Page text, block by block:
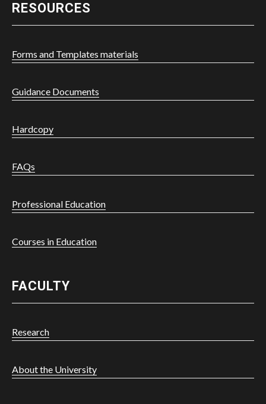
RESOURCES
Forms and Templates materials
Guidance Documents
Hardcopy
FAQs
Professional Education
Courses in Education
FACULTY
Research
About the University